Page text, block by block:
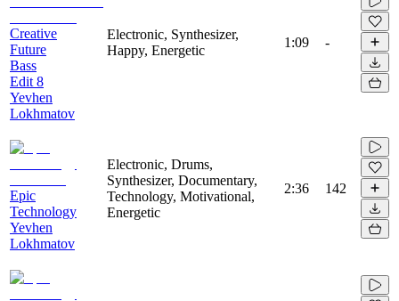
Creative
Future
Bass
Edit 8
Yevhen
Lokhmatov
Electronic, Synthesizer,
Happy, Energetic
1:09 -
Epic
Technology
Yevhen
Lokhmatov
Electronic, Drums,
Synthesizer, Documentary,
Technology, Motivational,
Energetic
2:36 142